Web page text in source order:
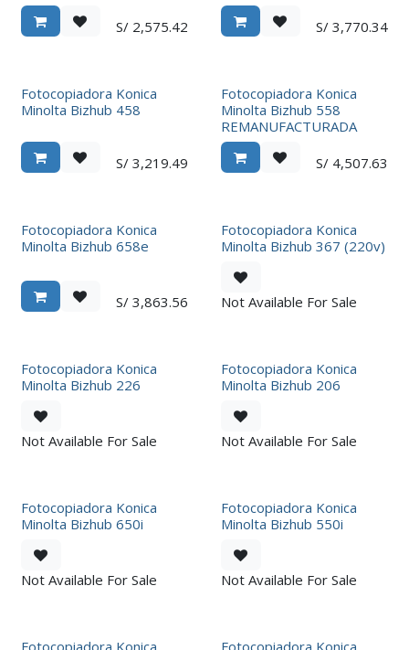
S/ 2,575.42
S/ 3,770.34
Fotocopiadora Konica
Minolta Bizhub 458
S/ 3,219.49
Fotocopiadora Konica
Minolta Bizhub 558
REMANUFACTURADA
S/ 4,507.63
Fotocopiadora Konica
Minolta Bizhub 658e
S/ 3,863.56
Fotocopiadora Konica
Minolta Bizhub 367 (220v)
Not Available For Sale
Fotocopiadora Konica
Minolta Bizhub 226
Not Available For Sale
Fotocopiadora Konica
Minolta Bizhub 206
Not Available For Sale
Fotocopiadora Konica
Minolta Bizhub 650i
Not Available For Sale
Fotocopiadora Konica
Minolta Bizhub 550i
Not Available For Sale
Fotocopiadora Konica
Fotocopiadora Konica